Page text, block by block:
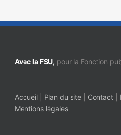
Avec la FSU, pour la Fonction
Accueil Plan du site Contact
Mentions légales